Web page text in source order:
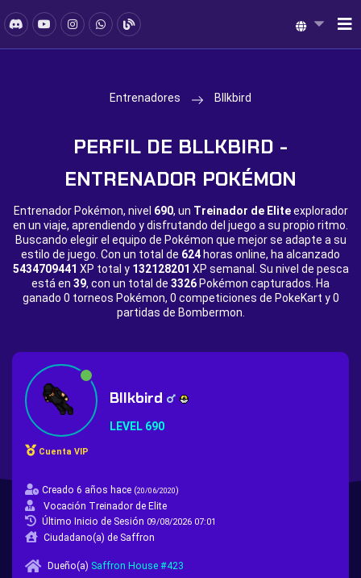
Entrenadores Bllkbird
PERFIL DE BLLKBIRD -
ENTRENADOR POKÉMON
Entrenador Pokémon, nivel 690, un Treinador de Eliteexplorador
en un viaje, aprendiendo y disfrutando del juego a su propio ritmo.
Buscando elegir el equipo de Pokémon que mejor se adapte a su
estilo de juego. Con un total de 624 horas online, ha alcanzado
5434709441 XP total y 132128201 XP semanal. Su nivel de pesca
está en 39, con un total de 3326 Pokémon capturados. Ha
ganado 0 torneos Pokémon, 0 competiciones de PokeKart y0
partidas de Bombermon.
Cuenta VIP
Bllkbird
LEVEL 690
Creado 6 años hace (20/06/2020)
Vocación Treinador de Elite
Último Inicio de Sesión 09/08/2026 07:01
Ciudadano(a) de Saffron
Dueño(a) Saffron House #423